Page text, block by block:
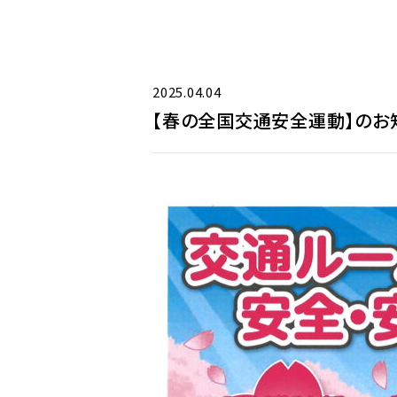
2025.04.04
【春の全国交通安全運動】のお